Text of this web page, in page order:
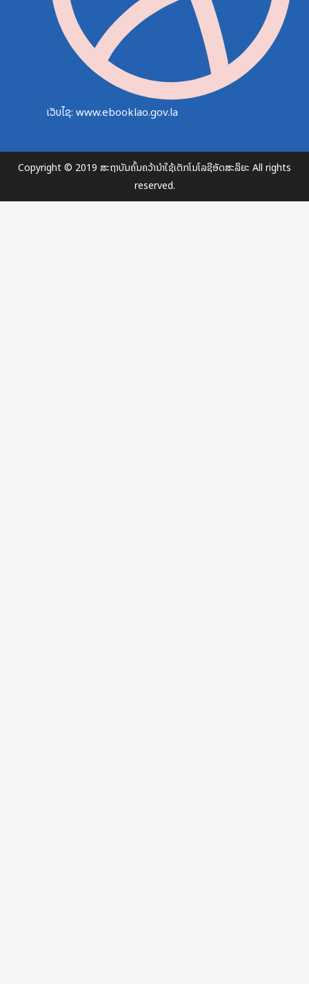
ເວັບໄຊ: www.ebooklao.gov.la
Copyright © 2019 ສະຖາບັນຄົ້ນຄວ້ານຳໃຊ້ເຕັກໂນໂລຊີອັດສະລິຍະ All rights
reserved.